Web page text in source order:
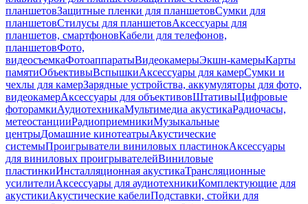
планшетовЗащитные пленки для планшетовСумки для
планшетовСтилусы для планшетовАксессуары для
планшетов, смартфоновКабели для телефонов,
планшетовФото,
видеосъемкаФотоаппаратыВидеокамерыЭкшн-камерыКарты
памятиОбъективыВспышкиАксессуары для камерСумки и
чехлы для камерЗарядные устройства, аккумуляторы для фото,
видеокамерАксессуары для объективовШтативыЦифровые
фоторамкиАудиотехникаМультимедиа акустикаРадиочасы,
метеостанцииРадиоприемникиМузыкальные
центрыДомашние кинотеатрыАкустические
системыПроигрыватели виниловых пластинокАксессуары
для виниловых проигрывателейВиниловые
пластинкиИнсталляционная акустикаТрансляционные
усилителиАксессуары для аудиотехникиКомплектующие для
акустикиАкустические кабелиПодставки, стойки для